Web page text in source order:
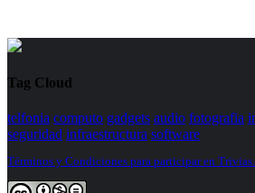
Tag Cloud
telfonia computo gadgets audio fotografia
seguridad infraestructura software
Términos y Condiciones para participar en Trivias.